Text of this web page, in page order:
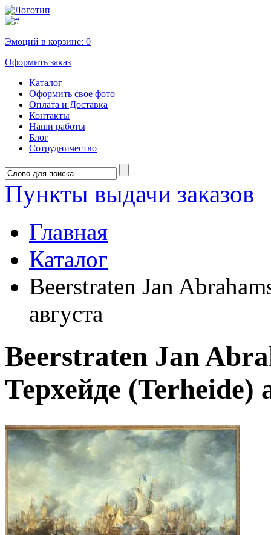
Эмоций в корзине: 0
Оформить заказ
Каталог
Оформить свое фото
Оплата и Доставка
Контакты
Наши работы
Блог
Сотрудничество
Пункты выдачи заказов
Главная
Каталог
Beerstraten Jan
августа
Beerstraten Jan
Терхейде (Terheide)